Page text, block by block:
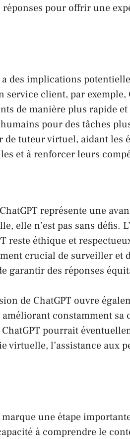
réponses pour offrir une
a des implications
service client, par exemple,
de manière plus rapide
pour des tâches
de tuteur virtuel, aidant les
et à renforcer leurs
représente une
elle n’est pas sans défis.
reste éthique et
crucial de surveiller et
garantir des réponses
de ChatGPT ouvre
constamment sa
pourrait
virtuelle, l’assistance aux
une étape
à comprendre le